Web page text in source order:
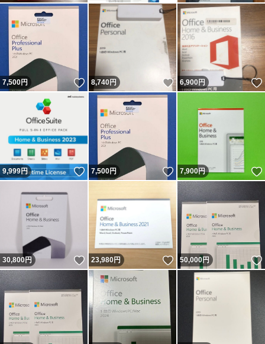
7,500円 いいね！
8,740円 いいね！
6,900円
9,999円 いいね！
7,500円 いいね！
7,900円
30,800円 いいね！
23,980円 いいね！
50,000円